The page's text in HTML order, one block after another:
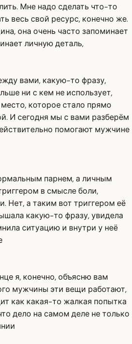
Мне надо сделать что-то
весь свой ресурс, конечно же.
она очень часто запоминает
личную деталь,
вами, какую-то фразу,
ни с кем не использует,
которое стало прямо
И сегодня мы с вами разберём
помогают мужчине
парнем, а личным
в смысле боли,
Нет, а таким вот триггером её
какую-то фразу, увидела
ситуацию и внутри у неё
я, конечно, объясню вам
мужчины эти вещи работают,
как какая-то жалкая попытка
дело на самом деле не только